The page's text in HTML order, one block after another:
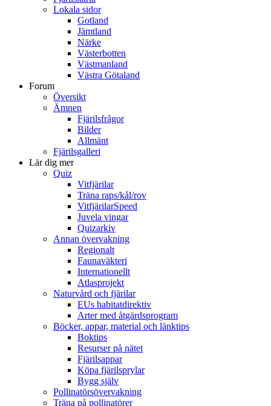
Lokala sidor
Gotland
Jämtland
Närke
Västerbotten
Västmanland
Västra Götaland
Forum
Översikt
Ämnen
Fjärilsfrågor
Bilder
Allmänt
Fjärilsgalleri
Lär dig mer
Quiz
Vitfjärilar
Träna raps/kål/rov
VitfjärilarSpeed
Juvela vingar
Quizarkiv
Annan övervakning
Regionalt
Faunaväkteri
Internationellt
Atlasprojekt
Naturvård och fjärilar
EUs habitatdirektiv
Arter med åtgärdsprogram
Böcker, appar, material och länktips
Boktips
Resurser på nätet
Fjärilsappar
Köpa fjärilsprylar
Bygg själv
Pollinatörsövervakning
Träna på pollinatörer